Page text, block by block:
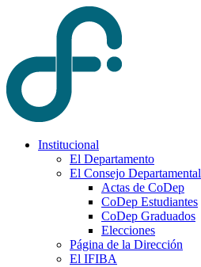
Institucional
El Departamento
El Consejo Departamental
Actas de CoDep
CoDep Estudiantes
CoDep Graduados
Elecciones
Página de la Dirección
El IFIBA